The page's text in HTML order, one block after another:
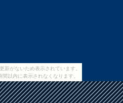
新がないため表示されています。
以内に表示されなくなります。